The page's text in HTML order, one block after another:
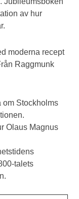
av hur
moderna recept
Raggmunk
om Stockholms
Olaus Magnus
talets